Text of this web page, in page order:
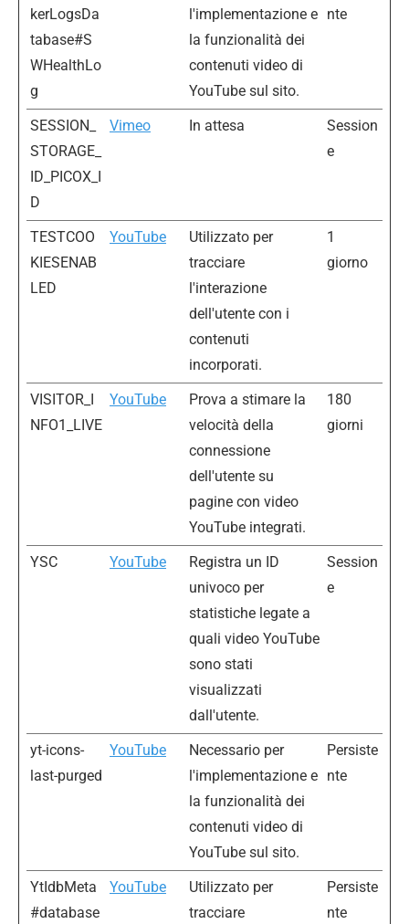
kerLogsDa
tabase#S
WHealthLo
g
l'implementazione e
la funzionalità dei
contenuti video di
YouTube sul sito.
nte
SESSION_
STORAGE_
ID_PICOX_I
D
Vimeo In attesa
Session
e
TESTCOO
KIESENAB
LED
YouTube
Utilizzato per
tracciare
l'interazione
dell'utente con i
contenuti
incorporati.
1
giorno
VISITOR_I
NFO1_LIVE
YouTube
Prova a stimare la
velocità della
connessione
dell'utente su
pagine con video
YouTube integrati.
180
giorni
YSC YouTube
Registra un ID
univoco per
statistiche legate a
quali video YouTube
sono stati
visualizzati
dall'utente.
Session
e
yt-icons-
last-purged
YouTube
Necessario per
l'implementazione e
la funzionalità dei
contenuti video di
YouTube sul sito.
Persiste
nte
YtIdbMeta
#database
YouTube
Utilizzato per
tracciare
Persiste
nte